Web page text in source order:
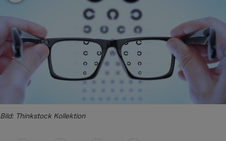
Bild: Thinkstock Kollektion